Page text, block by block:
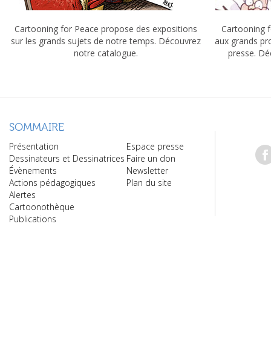
Cartooning for Peace propose des expositions
sur les grands sujets de notre temps. Découvrez
notre catalogue.
Cartooning
aux grands
presse.
SOMMAIRE
Présentation
Dessinateurs et Dessinatrices
Évènements
Actions pédagogiques
Alertes
Cartoonothèque
Publications
Espace presse
Faire un don
Newsletter
Plan du site